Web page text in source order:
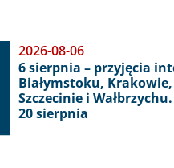
2026-08-06
6 sierpnia – przyjęcia
Białymstoku,
Szczecinie i
20 sierpnia